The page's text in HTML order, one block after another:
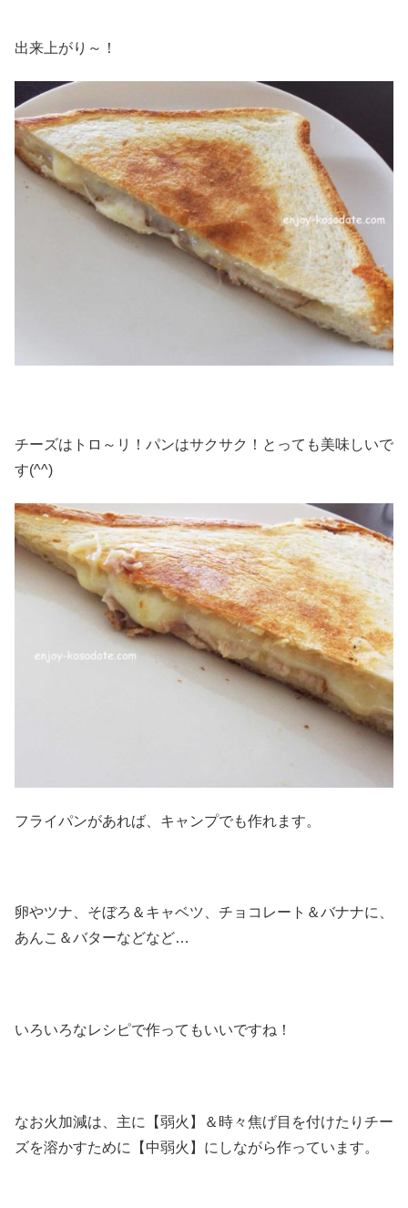
出来上がり～！
チーズはトロ～リ！パンはサクサク！とっても美味しいで
す(^^)
フライパンがあれば、キャンプでも作れます。
卵やツナ、そぼろ＆キャベツ、チョコレート＆バナナに、
あんこ＆バターなどなど…
いろいろなレシピで作ってもいいですね！
なお火加減は、主に【弱火】＆時々焦げ目を付けたりチー
ズを溶かすために【中弱火】にしながら作っています。